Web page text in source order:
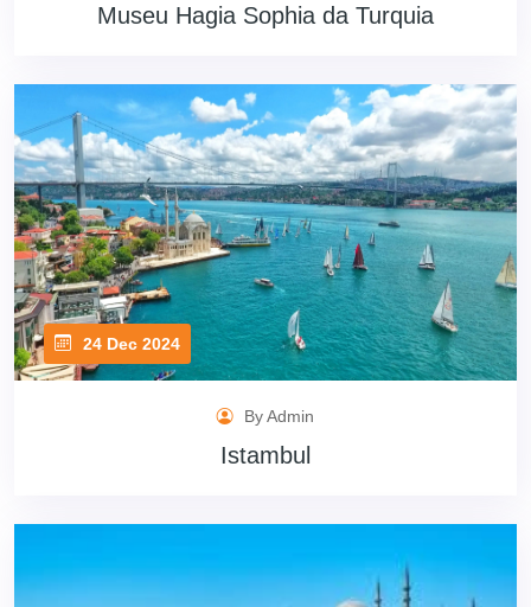
Museu Hagia Sophia da Turquia
24 Dec 2024
By Admin
Istambul